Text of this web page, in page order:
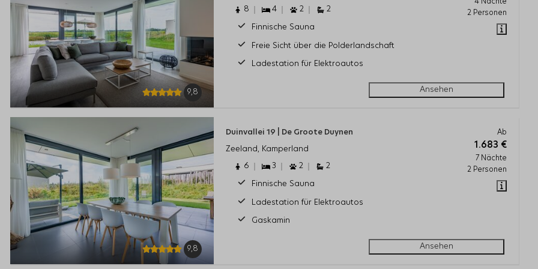
9,8
2 Personen
8 4 2 2
Finnische Sauna
Freie Sicht über die Polderlandschaft
Ladestation für Elektroautos
Ansehen
9,8
Ab
1.683 €
7 Nächte
2 Personen
Duinvallei 19 | De Groote Duynen
Zeeland, Kamperland
6 3 2 2
Finnische Sauna
Ladestation für Elektroautos
Gaskamin
Ansehen